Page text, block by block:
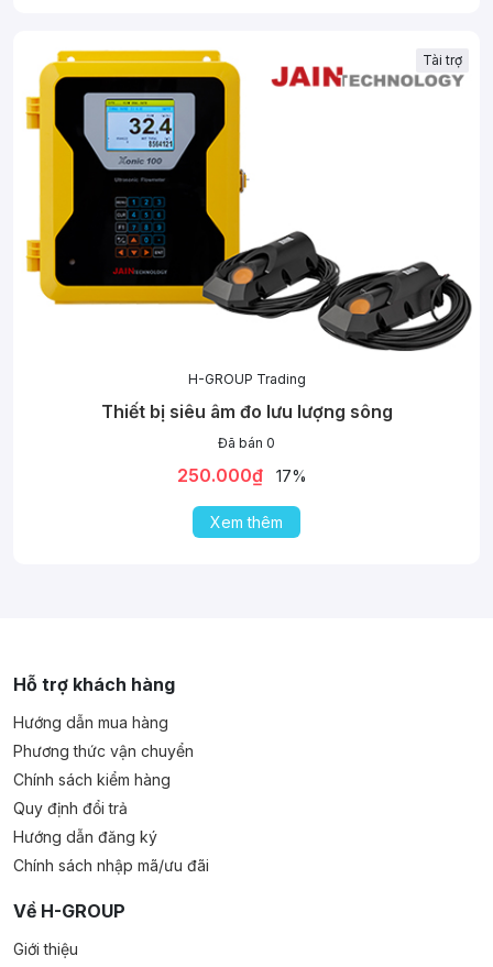
Tài trợ
H-GROUP Trading
Thiết bị siêu âm đo lưu lượng sông
Đã bán 0
250.000₫ 17%
Xem thêm
Hỗ trợ khách hàng
Hướng dẫn mua hàng
Phương thức vận chuyển
Chính sách kiểm hàng
Quy định đổi trả
Hướng dẫn đăng ký
Chính sách nhập mã/ưu đãi
Về H-GROUP
Giới thiệu